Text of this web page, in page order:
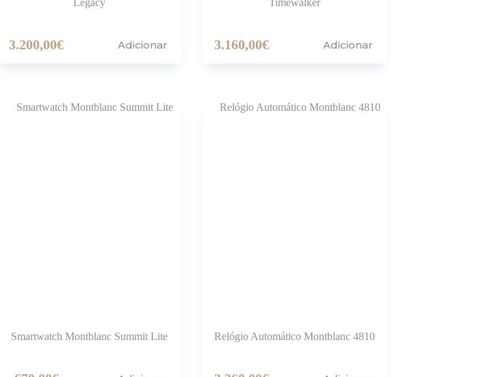
3.200,00€ Adicionar 3.160,00€ Adicionar
Smartwatch Montblanc Summit Lite Relógio Automático Montblanc 4810